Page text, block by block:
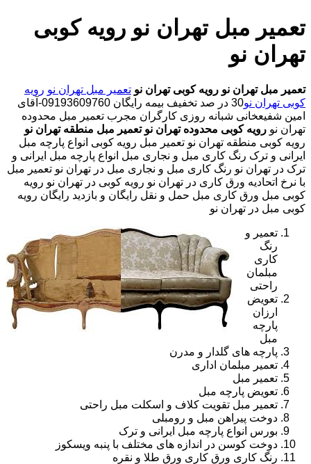
تعمیر مبل تهران نو رویه کوبی
تهران نو
تعمیر مبل تهران نو رویه کوبی تهران نو تعمیر مبل تهران نو رویه
کوبی تهران نو
30 در صد تخفیف بیمه رایگان 09193609760-آقای
امین شفیعخانی شبانه روزی کارگران مجرب تعمیر مبل محدوده
تهران نو رویه کوبی محدوده تهران نو تعمیر مبل منطقه تهران نو
رویه کوبی منطقه تهران نو تعمیر مبل رویه کوبی انواع پارچه مبل
ایرانی و ترک رنگ کاری مبل و نجاری مبل انواع پارچه مبل ایرانی و
ترک در تهران نو رنگ کاری مبل و نجاری مبل در تهران نو تعمیر مبل
با نرخ اتحادیه ورق کاری در تهران نو رویه کوبی در تهران نو رویه
کوبی مبل ورق کاری مبل حمل و نقل رایگان و بازدید رایگان رویه
کوبی مبل در تهران نو
تعمیر و
رنگ
کاری
مبلمان
راحتی
تعویض
ارزان
پارچه
مبل
پارچه های گلدار و مدرن
تعمیر مبلمان اداری
تعمیر مبل
تعویض پارچه مبل
تعمیر مبل تقویت کلاف و اسکلت مبل راحتی
دوخت پیراهن مبل و رومبلی
بورس انواع پارچه مبل ایرانی و ترک
دوخت کوسن در اندازه های مختلف با پنبه ویسکوز
رنگ کاری ورق کاری ورق طلا و نقره